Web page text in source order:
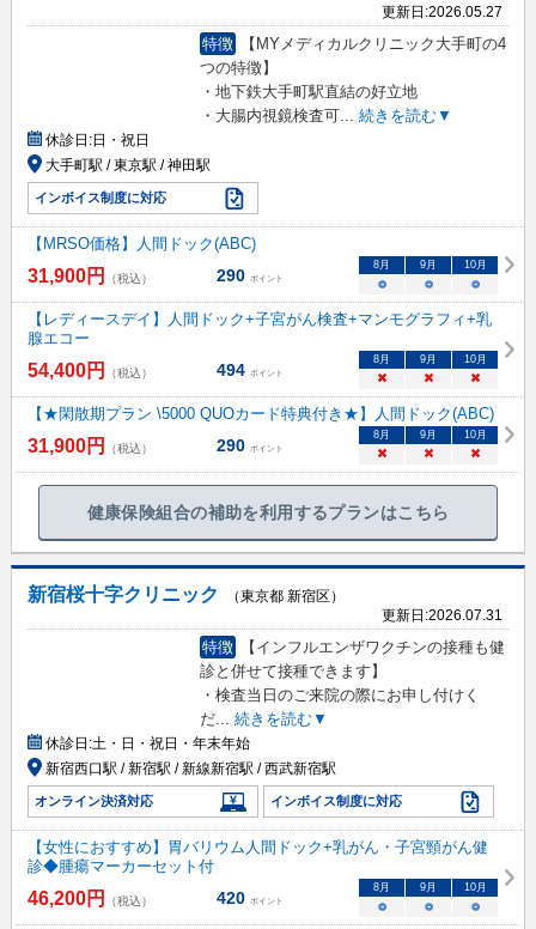
更新日:2026.05.27
特徴
【MYメディカルクリニック大手町の4
つの特徴】
・地下鉄大手町駅直結の好立地
・大腸内視鏡検査可... 続きを読む▼
休診日:日・祝日
大手町駅 / 東京駅 / 神田駅
インボイス制度に対応
【MRSO価格】人間ドック(ABC)
31,900円 （税込） 290 ポイント
8月 9月 10月
○ ○ ○
【レディースデイ】人間ドック+子宮がん検査+マンモグラフィ+乳
腺エコー
54,400円 （税込） 494 ポイント
8月 9月 10月
× × ×
【★閑散期プラン \5000 QUOカード特典付き★】人間ドック(ABC)
31,900円 （税込） 290 ポイント
8月 9月 10月
× × ×
健康保険組合の補助を利用するプランはこちら
新宿桜十字クリニック
（東京都 新宿区）
更新日:2026.07.31
特徴
【インフルエンザワクチンの接種も健
診と併せて接種できます】
・検査当日のご来院の際にお申し付けく
だ... 続きを読む▼
休診日:土・日・祝日・年末年始
新宿西口駅 / 新宿駅 / 新線新宿駅 / 西武新宿駅
オンライン決済対応 インボイス制度に対応
【女性におすすめ】胃バリウム人間ドック+乳がん・子宮頸がん健
診◆腫瘍マーカーセット付
46,200円 （税込） 420 ポイント
8月 9月 10月
○ ○ ○